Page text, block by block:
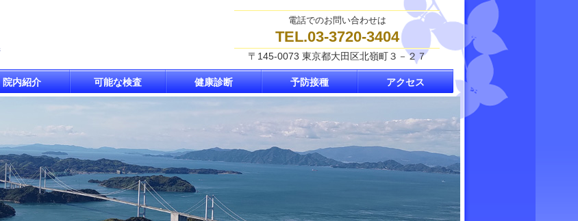
電話でのお問い合わせは
TEL.03-3720-3404
〒145-0073 東京都大田区北嶺町３－２７
院内紹介 可能な検査 健康診断 予防接種 アクセス